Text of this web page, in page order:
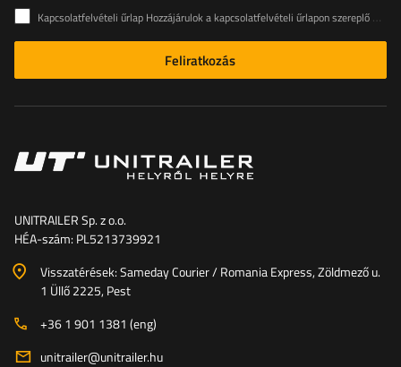
Kapcsolatfelvételi űrlap Hozzájárulok a kapcsolatfelvételi űrlapon szereplő személyes adataimnak az Európai Parlament és a Tanács (EU) rendeletével összhangban történő kezeléséhez
Feliratkozás
UNITRAILER Sp. z o.o.
HÉA-szám: PL5213739921
Visszatérések: Sameday Courier / Romania Express, Zöldmező u.
1 Üllő 2225, Pest
+36 1 901 1381 (eng)
unitrailer@unitrailer.hu